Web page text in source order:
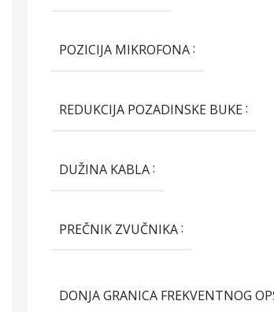
POZICIJA MIKROFONA
REDUKCIJA POZADINSKE BUKE
DUŽINA KABLA
PREČNIK ZVUČNIKA
DONJA GRANICA FREKVENTNOG